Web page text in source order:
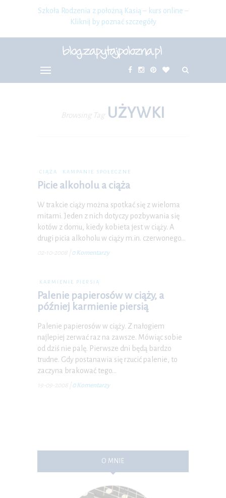
Szkoła Rodzenia z położną Kasią – kurs online –
Kliknij by poznać szczegóły
Browsing Tag UŻYWKI
CIĄŻA KAMPANIE SPOŁECZNE
Picie alkoholu a ciąża
W trakcie ciąży można spotkać się z wieloma
mitami. Jeden z nich dotyczy pozbywania się
kotów z domu, kiedy kobieta jest w ciąży. A
drugi picia alkoholu w ciąży m.in. czerwonego…
02-10-2008 0 Komentarzy
KARMIENIE PIERSIĄ
Palenie papierosów w ciąży, a
później karmienie piersią
Palenie papierosów w ciąży. Z nałogiem
najlepiej zerwać raz na zawsze. Mówiąc sobie
od dziś nie palę. Pierwsze dni będą bardzo
trudne. Gdy postanawia się rzucić palenie, to
zaczyna brakować tego…
19-09-2008 0 Komentarzy
O MNIE